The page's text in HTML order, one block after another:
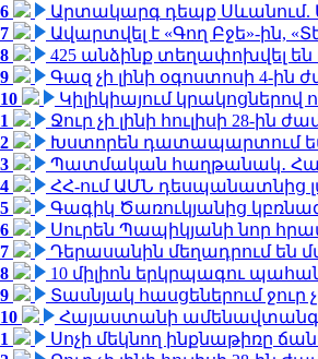
6
Արտակարգ դեպք Սևանում.
7
Ավարտվել է «Գող Բջե»-ին,
8
425 անձինք տեղափոխվել են
9
Գազ չի լինի օգոստոսի 4-ին
10
Կիլիկիայում
1
Ջուր չի լինի հուլիսի 28-ին
2
Խստորեն դատապարտում եմ
3
Պատմական հաղթանակ․
4
ՀՀ-ում ԱՄՆ դեսպանատնից
5
Գագիկ Ծառուկյանից
6
Սուրեն Պապիկյանի նոր
7
Դերասանին մեղադրում են
8
10 միլիոն երկրպագու
9
Տասնյակ հասցեներում ջուր
10
Հայաստանի
1
Սոչի մեկնող ինքնաթիռը